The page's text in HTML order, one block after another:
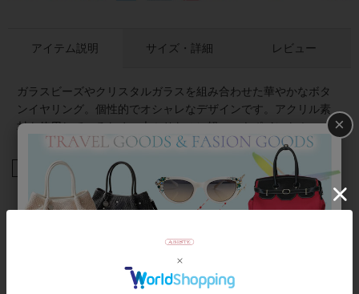
アイテム説明
ガラスビーズやクリスタルガラスを組み合わせた華やかなボタ
ンイヤリング。個性的でオシャレなデザインです。アクリル素
材を使用しているため、大ぶりなのに軽いのもポイント！
サイズ・詳細 レビュー
商品番号 3181083
×